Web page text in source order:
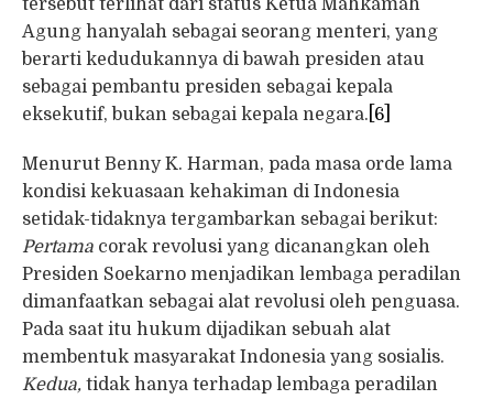
tersebut terlihat dari status Ketua Mahkamah
Agung hanyalah sebagai seorang menteri, yang
berarti kedudukannya di bawah presiden atau
sebagai pembantu presiden sebagai kepala
eksekutif, bukan sebagai kepala negara. [6]
Menurut Benny K. Harman, pada masa orde lama
kondisi kekuasaan kehakiman di Indonesia
setidak-tidaknya tergambarkan sebagai berikut:
Pertama corak revolusi yang dicanangkan oleh
Presiden Soekarno menjadikan lembaga peradilan
dimanfaatkan sebagai alat revolusi oleh penguasa.
Pada saat itu hukum dijadikan sebuah alat
membentuk masyarakat Indonesia yang sosialis.
Kedua, tidak hanya terhadap lembaga peradilan